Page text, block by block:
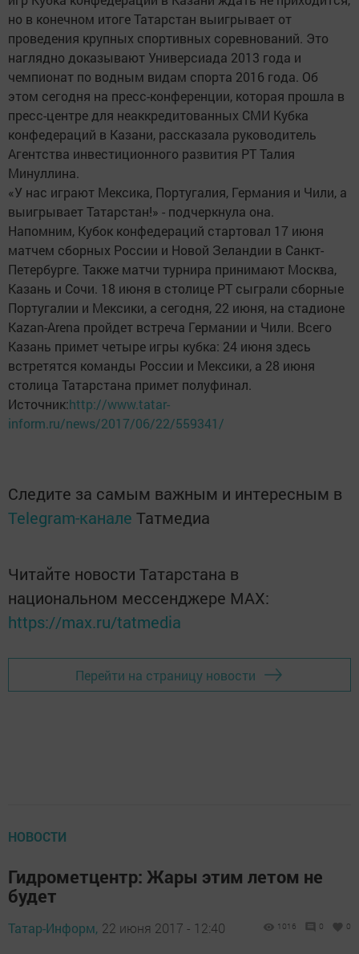
но в конечном итоге Татарстан выигрывает от
проведения крупных спортивных соревнований. Это
наглядно доказывают Универсиада 2013 года и
чемпионат по водным видам спорта 2016 года. Об
этом сегодня на пресс-конференции, которая прошла в
пресс-центре для неаккредитованных СМИ Кубка
конфедераций в Казани, рассказала руководитель
Агентства инвестиционного развития РТ Талия
Минуллина.
«У нас играют Мексика, Португалия, Германия и Чили, а
выигрывает Татарстан!» - подчеркнула она.
Напомним, Кубок конфедераций стартовал 17 июня
матчем сборных России и Новой Зеландии в Санкт-
Петербурге. Также матчи турнира принимают Москва,
Казань и Сочи. 18 июня в столице РТ сыграли сборные
Португалии и Мексики, а сегодня, 22 июня, на стадионе
Kazan-Arena пройдет встреча Германии и Чили. Всего
Казань примет четыре игры кубка: 24 июня здесь
встретятся команды России и Мексики, а 28 июня
столица Татарстана примет полуфинал.
Источник:http://www.tatar-
inform.ru/news/2017/06/22/559341/
Следите за самым важным и интересным в
Telegram-канале Татмедиа
Читайте новости Татарстана в
национальном мессенджере MАХ:
https://max.ru/tatmedia
Перейти на страницу новости
НОВОСТИ
Гидрометцентр: Жары этим летом не
будет
Татар-Информ, 22 июня 2017 - 12:40 1016 0 0